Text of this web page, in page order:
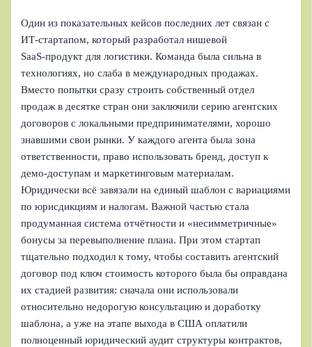
Один из показательных кейсов последних лет связан с
ИТ‑стартапом, который разработал нишевой
SaaS‑продукт для логистики. Команда была сильна в
технологиях, но слаба в международных продажах.
Вместо попытки сразу строить собственный отдел
продаж в десятке стран они заключили серию агентских
договоров с локальными предпринимателями, хорошо
знавшими свои рынки. У каждого агента была зона
ответственности, право использовать бренд, доступ к
демо‑доступам и маркетинговым материалам.
Юридически всё завязали на единый шаблон с вариациями
по юрисдикциям и налогам. Важной частью стала
продуманная система отчётности и «несимметричные»
бонусы за перевыполнение плана. При этом стартап
тщательно подходил к тому, чтобы составить агентский
договор под ключ стоимость которого была бы оправдана
их стадией развития: сначала они использовали
относительно недорогую консультацию и доработку
шаблона, а уже на этапе выхода в США оплатили
полноценный юридический аудит структуры контрактов,